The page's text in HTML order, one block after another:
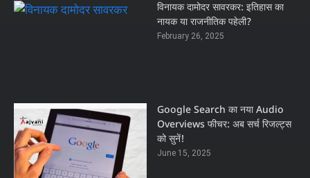
विनायक दामोदर सावरकर: इतिहास का
नायक या राजनीतिक पहेली?
February 26, 2025
Google Search का नया Audio
Overviews फीचर: अब सर्च रिजल्ट्स
को सुनें!
June 15, 2025